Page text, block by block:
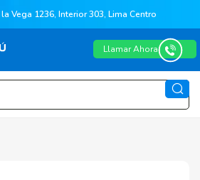
Vega 1236, Interior 303, Lima Centro
Llamar Ahora